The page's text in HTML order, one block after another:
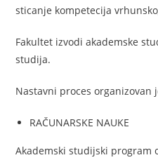
sticanje kompetecija
Fakultet izvodi akademske
studija.
Nastavni proces organizovan
RAČUNARSKE NAUKE
Akademski studijski program